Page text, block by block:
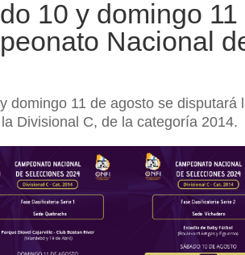
10 y domingo 11
Nacional
domingo 11 de agosto se disputará
Divisional C, de la categoría 2014.